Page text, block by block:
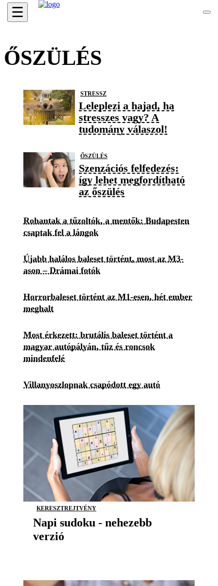
☰
ŐSZÜLÉS
STRESSZ
Leleplezi a hajad, ha
stresszes vagy? A
tudomány válaszol!
ŐSZÜLÉS
Szenzációs felfedezés:
így lehet megfordítható
az őszülés
Rohantak a tűzoltók, a mentők: Budapesten
csaptak fel a lángok
Újabb halálos baleset történt, most az M3-
ason – Drámai fotók
Horrorbaleset történt az M1-esen, hét ember
meghalt
Most érkezett: brutális baleset történt a
magyar autópályán, tűz és roncsok
mindenfelé
Villanyoszlopnak csapódott egy autó
KERESZTREJTVÉNY
Napi sudoku - nehezebb
verzió